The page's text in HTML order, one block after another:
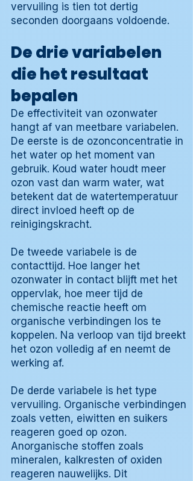
vervuiling is tien tot dertig
seconden doorgaans voldoende.
De drie variabelen
die het resultaat
bepalen
De effectiviteit van ozonwater
hangt af van meetbare variabelen.
De eerste is de ozonconcentratie in
het water op het moment van
gebruik. Koud water houdt meer
ozon vast dan warm water, wat
betekent dat de watertemperatuur
direct invloed heeft op de
reinigingskracht.
De tweede variabele is de
contacttijd. Hoe langer het
ozonwater in contact blijft met het
oppervlak, hoe meer tijd de
chemische reactie heeft om
organische verbindingen los te
koppelen. Na verloop van tijd breekt
het ozon volledig af en neemt de
werking af.
De derde variabele is het type
vervuiling. Organische verbindingen
zoals vetten, eiwitten en suikers
reageren goed op ozon.
Anorganische stoffen zoals
mineralen, kalkresten of oxiden
reageren nauwelijks. Dit